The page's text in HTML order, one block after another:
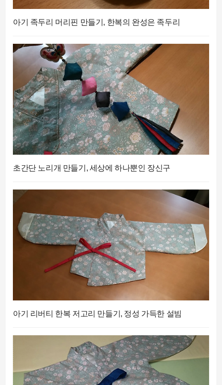
아기 족두리 머리핀 만들기, 한복의 완성은 족두리
초간단 노리개 만들기, 세상에 하나뿐인 장신구
아기 리버티 한복 저고리 만들기, 정성 가득한 설빔